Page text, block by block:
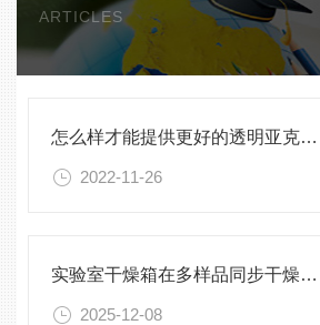
ARTICLES
怎么样才能提供更好的透明亚克力加工产品
2022-11-26
实验室干燥箱在多样品同步干燥中的应用
2025-12-08